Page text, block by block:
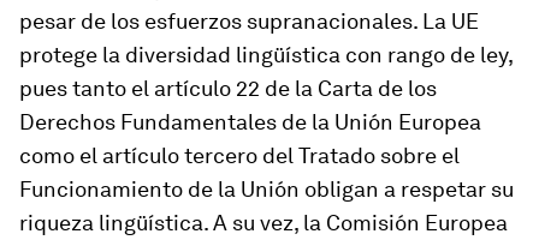
pesar de los esfuerzos supranacionales. La UE
protege la diversidad lingüística con rango de ley,
pues tanto el artículo 22 de la Carta de los
Derechos Fundamentales de la Unión Europea
como el artículo tercero del Tratado sobre el
Funcionamiento de la Unión obligan a respetar su
riqueza lingüística. A su vez, la Comisión Europea